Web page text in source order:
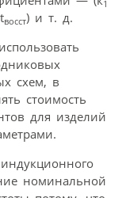
1
tвосст) и т. д.
схем, в
стоимость
для изделий
номинальной